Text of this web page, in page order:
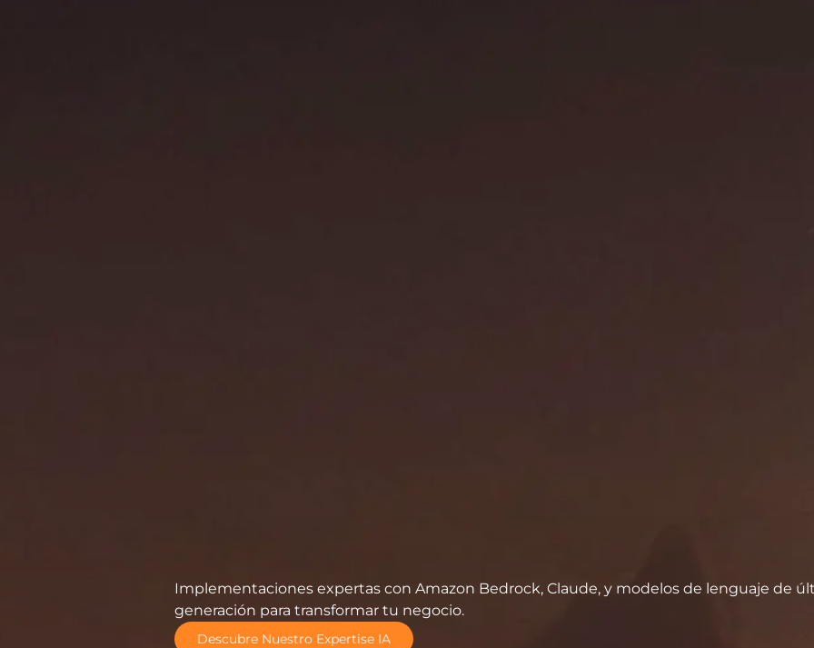
Implementaciones expertas con Amazon Bedrock, Claude, y modelos de lenguaje de
generación para transformar tu negocio.
Descubre Nuestro Expertise IA